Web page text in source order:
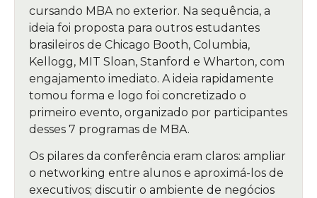
cursando MBA no exterior. Na sequência, a
ideia foi proposta para outros estudantes
brasileiros de Chicago Booth, Columbia,
Kellogg, MIT Sloan, Stanford e Wharton, com
engajamento imediato. A ideia rapidamente
tomou forma e logo foi concretizado o
primeiro evento, organizado por participantes
desses 7 programas de MBA.
Os pilares da conferência eram claros: ampliar
o networking entre alunos e aproximá-los de
executivos; discutir o ambiente de negócios